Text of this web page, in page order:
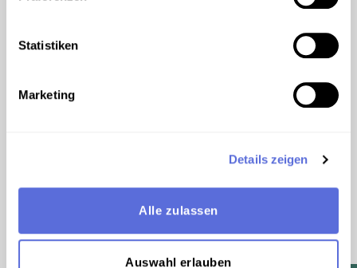
Statistiken
Marketing
Details zeigen
Alle zulassen
Auswahl erlauben
Als Archivarin kommt man um Gedenktage kaum
herum – sie sind oft Anlass dafür, dass Archive sich
intensiver beschäftigen. Im Jahr 2025 jährt sich der
200. Geburtstag von Johann Strauß (Sohn), der am
der schönen blauen Donau“, uraufgeführt im Jahr
unterschiedlichen Ebenen Erinnerung – weit über das
Musikstück hinaus.